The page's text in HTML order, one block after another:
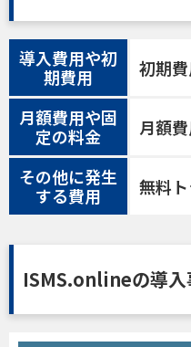
導入費用や初
期費用
初期
月額費用や固
定の料金
月額
その他に発生
する費用
無料
ISMS.onlineの導入